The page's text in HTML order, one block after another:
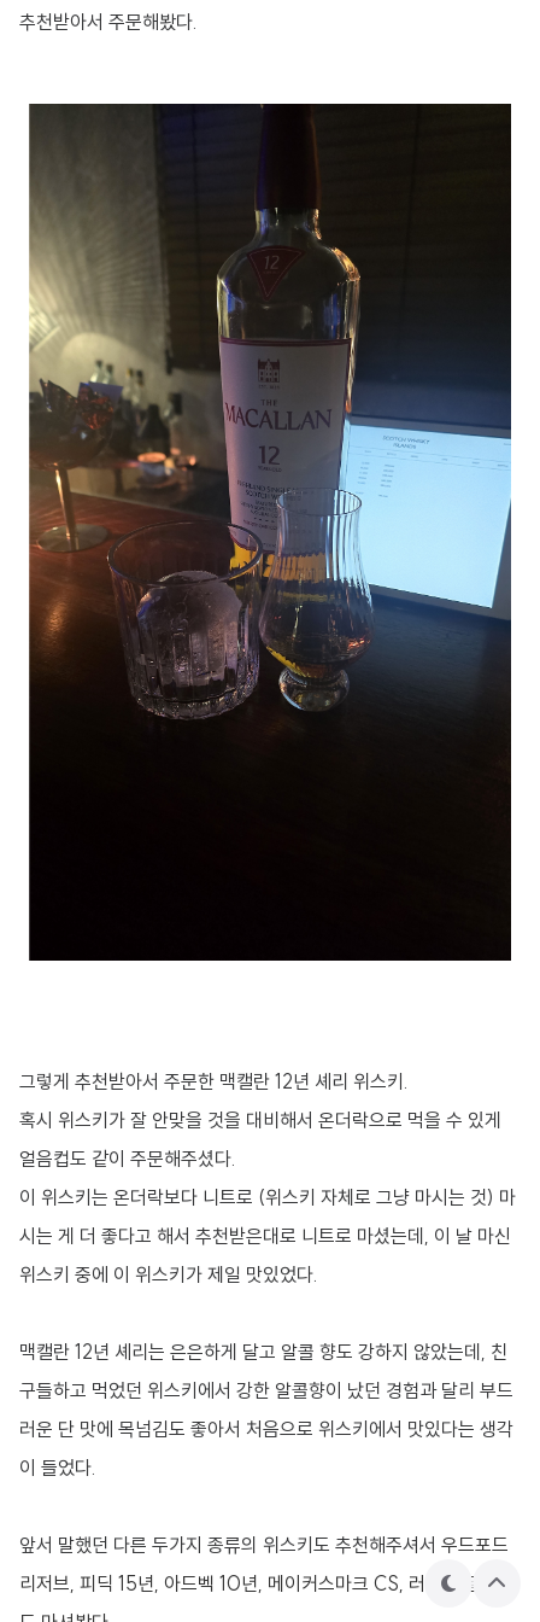
추천받아서 주문해봤다.
그렇게 추천받아서 주문한 맥캘란 12년 셰리 위스키.
혹시 위스키가 잘 안맞을 것을 대비해서 온더락으로 먹을 수 있게
얼음컵도 같이 주문해주셨다.
이 위스키는 온더락보다 니트로 (위스키 자체로 그냥 마시는 것) 마
시는 게 더 좋다고 해서 추천받은대로 니트로 마셨는데, 이 날 마신
위스키 중에 이 위스키가 제일 맛있었다.
맥캘란 12년 셰리는 은은하게 달고 알콜 향도 강하지 않았는데, 친
구들하고 먹었던 위스키에서 강한 알콜향이 났던 경험과 달리 부드
러운 단 맛에 목넘김도 좋아서 처음으로 위스키에서 맛있다는 생각
이 들었다.
앞서 말했던 다른 두가지 종류의 위스키도 추천해주셔서 우드포드
리저브, 피딕 15년, 아드벡 10년, 메이커스마크 CS, 러셀 싱글배럴
테
상